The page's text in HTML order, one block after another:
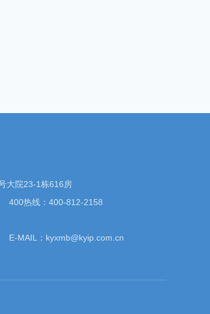
大院23-1栋616房
400热线：400-812-2158
E-MAIL：kyxmb@kyip.com.cn